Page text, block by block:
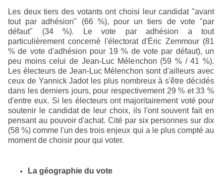
Les deux tiers des votants ont choisi leur candidat "avant
tout par adhésion" (66 %), pour un tiers de vote "par
défaut" (34 %). Le vote par adhésion a tout
particulièrement concerné l'électorat d'Éric Zemmour (81
% de vote d'adhésion pour 19 % de vote par défaut), un
peu moins celui de Jean-Luc Mélenchon (59 % / 41 %).
Les électeurs de Jean-Luc Mélenchon sont d'ailleurs avec
ceux de Yannick Jadot les plus nombreux à s'être décidés
dans les derniers jours, pour respectivement 29 % et 33 %
d'entre eux. Si les électeurs ont majoritairement voté pour
soutenir le candidat de leur choix, ils l'ont souvent fait en
pensant au pouvoir d'achat. Cité par six personnes sur dix
(58 %) comme l'un des trois enjeux qui a le plus compté au
moment de choisir pour qui voter.
La géographie du vote